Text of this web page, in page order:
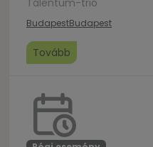
Tálentum-trió
BudapestBudapest
Tovább